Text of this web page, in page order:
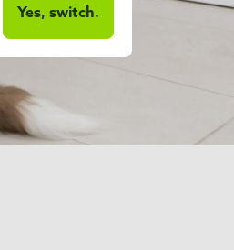
Yes, switch.